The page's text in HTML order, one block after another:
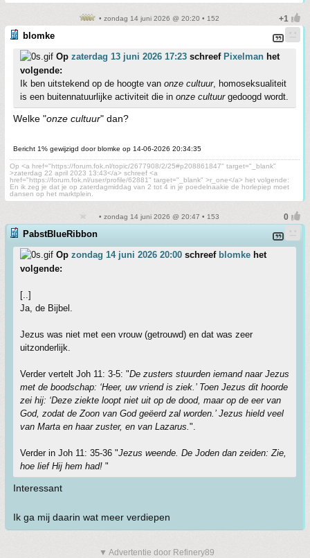
• zondag 14 juni 2026 @ 20:20 • 152
blomke
Op zaterdag 13 juni 2026 17:23 schreef Pixelman het
volgende:
Ik ben uitstekend op de hoogte van onze cultuur, homoseksualiteit
is een buitennatuurlijke activiteit die in onze cultuurgedoogd wordt.
Welke "onze cultuur" dan?
Bericht 1% gewijzigd door blomke op 14-06-2026 20:34:35
Op <a href="https://forum.fok.nl/topic/2677908/2/25#p208861847" target="_blank"
>zaterdag 22 april 2023 13:43</a> schreef <a
href="https://forum.fok.nl/user/profile/62881" target="_blank" >r_one</a> het volgende:
En ik zeg je dat je op zaterdagmiddag van 2 tot 4 in je poedelnaakie de horlepiep moet
dansen op het marktplein.
• zondag 14 juni 2026 @ 20:47 • 153
PabstBlueRibbon
Op zondag 14 juni 2026 20:00 schreef blomke het
volgende:
[..]
Ja, de Bijbel.
Jezus was niet met een vrouw (getrouwd) en dat was zeer
uitzonderlijk.
Verder vertelt Joh 11: 3-5: "De zusters stuurden iemand naar Jezus
met de boodschap: ‘Heer, uw vriend is ziek.’ Toen Jezus dit hoorde
zei hij: ‘Deze ziekte loopt niet uit op de dood, maar op de eer van
God, zodat de Zoon van God geëerd zal worden.’ Jezus hield veel
van Marta en haar zuster, en van Lazarus.".
Verder in Joh 11: 35-36 "Jezus weende. De Joden dan zeiden: Zie,
hoe lief Hij hem had! "
Interessant
Ik ga mij daarin wat meer verdiepen
▼ Advertentie door Refinery89